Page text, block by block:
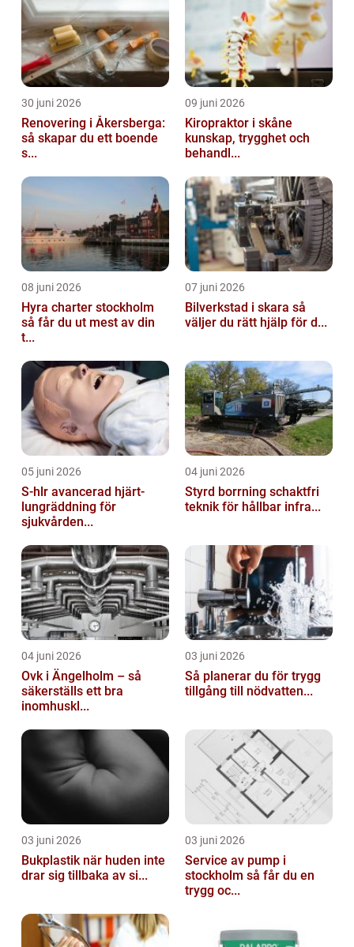
30 juni 2026
Renovering i Åkersberga:
så skapar du ett boende
s...
09 juni 2026
Kiropraktor i skåne
kunskap, trygghet och
behandl...
08 juni 2026
Hyra charter stockholm
så får du ut mest av din
t...
07 juni 2026
Bilverkstad i skara så
väljer du rätt hjälp för d...
05 juni 2026
S-hlr avancerad hjärt-
lungräddning för
sjukvården...
04 juni 2026
Styrd borrning schaktfri
teknik för hållbar infra...
04 juni 2026
Ovk i Ängelholm – så
säkerställs ett bra
inomhuskl...
03 juni 2026
Så planerar du för trygg
tillgång till nödvatten...
03 juni 2026
Bukplastik när huden inte
drar sig tillbaka av si...
03 juni 2026
Service av pump i
stockholm så får du en
trygg oc...